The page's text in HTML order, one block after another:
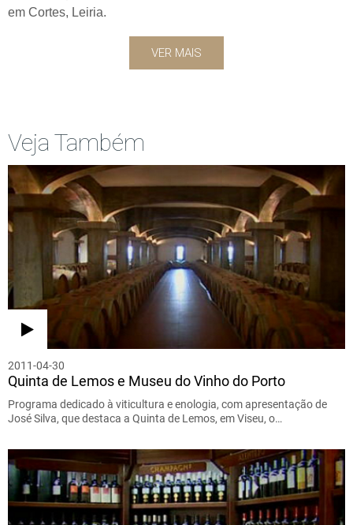
em Cortes, Leiria.
VER MAIS
Veja Também
2011-04-30
Quinta de Lemos e Museu do Vinho do Porto
Programa dedicado à viticultura e enologia, com apresentação de
José Silva, que destaca a Quinta de Lemos, em Viseu, o…